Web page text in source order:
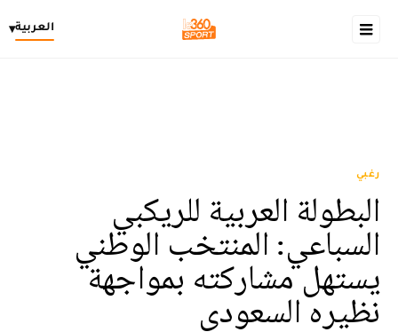
العربية▾
رغبي
البطولة العربية للريكبي
السباعي: المنتخب الوطني
يستهل مشاركته بمواجهة
نظيره السعودي